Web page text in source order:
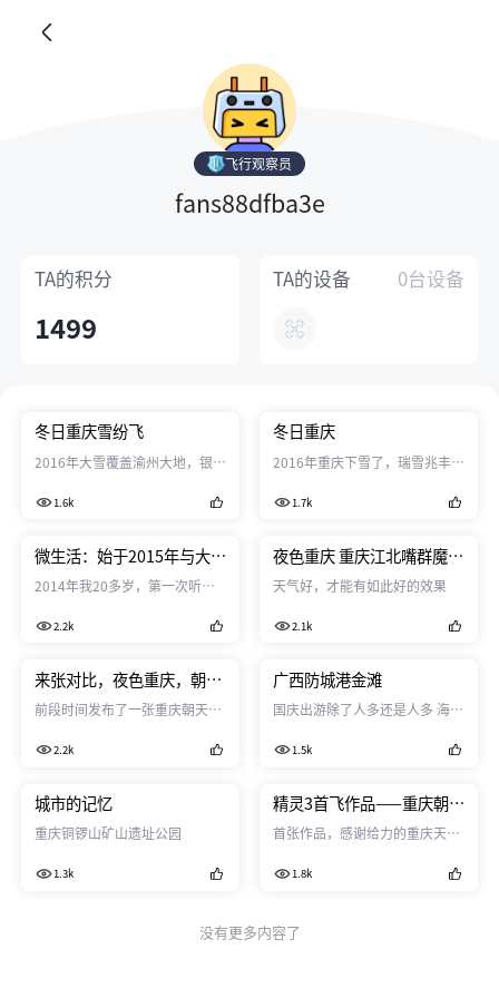
飞行观察员
fans88dfba3e
TA的积分
1499
TA的设备 0台设备
冬日重庆雪纷飞
2016年大雪覆盖渝州大地，银装
1.6k
冬日重庆
2016年重庆下雪了，瑞雪兆丰
1.7k
微生活：始于2015年与大疆
的邂逅
2014年我20多岁，第一次听说
新的发展故事…… 2015年我30
程，试探着接触精灵、悟、
年7月入手了我的第一个大疆创
新的工业作品后，我开始慢慢喜
的高附加值工业产品上将，大疆
的东西确实已经达到国际范，从
2.2k
夜色重庆 重庆江北嘴群魔乱
舞
天气好，才能有如此好的效果
2.1k
来张对比，夜色重庆，朝天
门大桥
前段时间发布了一张重庆朝天门
的朝天门大桥。
2.2k
广西防城港金滩
国庆出游除了人多还是人多 海边
1.5k
城市的记忆
重庆铜锣山矿山遗址公园
1.3k
精灵3首飞作品——重庆朝天
门大桥
首张作品，感谢给力的重庆天
1.8k
没有更多内容了